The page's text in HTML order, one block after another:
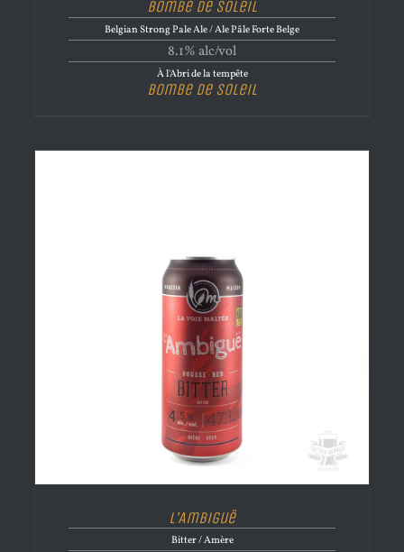
Bombe de Soleil
Belgian Strong Pale Ale / Ale Pâle Forte Belge
8.1% alc/vol
À l'Abri de la tempête
Bombe de Soleil
L’Ambiguë
Bitter / Amère